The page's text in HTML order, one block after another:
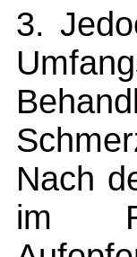
3.
Nach
im